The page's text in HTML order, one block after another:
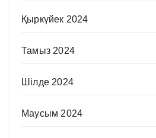
Қыркүйек 2024
Тамыз 2024
Шілде 2024
Маусым 2024